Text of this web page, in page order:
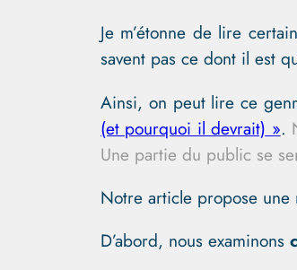
Je m’étonne de lire
savent pas ce dont il est
Ainsi, on peut lire ce
(et pourquoi il devrait) ».
Une partie du public se
Notre article propose
D’abord, nous examinons